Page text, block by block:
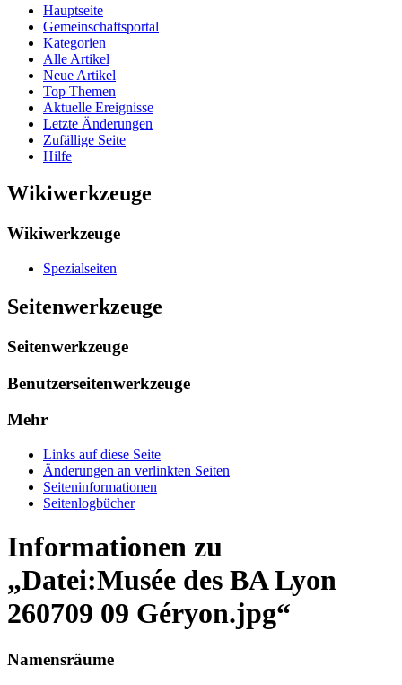
Hauptseite
Gemeinschaftsportal
Kategorien
Alle Artikel
Neue Artikel
Top Themen
Aktuelle Ereignisse
Letzte Änderungen
Zufällige Seite
Hilfe
Wikiwerkzeuge
Wikiwerkzeuge
Spezialseiten
Seitenwerkzeuge
Seitenwerkzeuge
Benutzerseitenwerkzeuge
Mehr
Links auf diese Seite
Änderungen an verlinkten Seiten
Seiten­informationen
Seitenlogbücher
Informationen zu
„Datei:Musée des BA Lyon
260709 09 Géryon.jpg“
Namensräume